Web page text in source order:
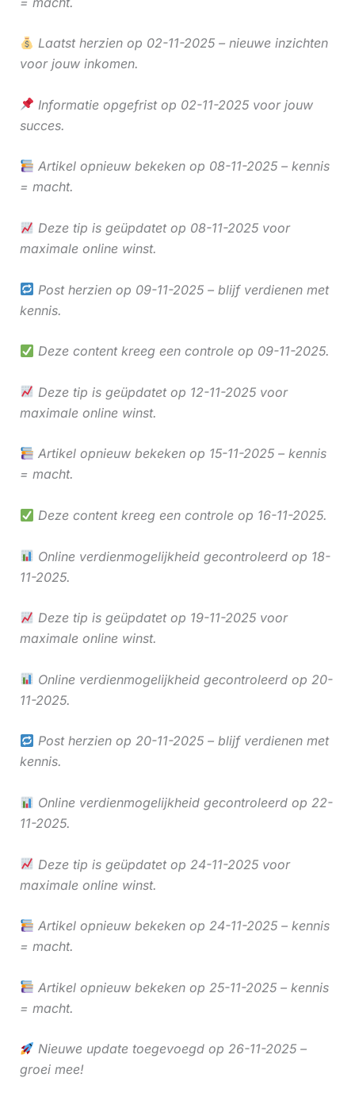
Laatst herzien op 02-11-2025 – nieuwe inzichten
voor jouw inkomen.
Informatie opgefrist op 02-11-2025 voor jouw
succes.
Artikel opnieuw bekeken op 08-11-2025 – kennis
= macht.
Deze tip is geüpdatet op 08-11-2025 voor
maximale online winst.
Post herzien op 09-11-2025 – blijf verdienen met
kennis.
Deze content kreeg een controle op 09-11-2025.
Deze tip is geüpdatet op 12-11-2025 voor
maximale online winst.
Artikel opnieuw bekeken op 15-11-2025 – kennis
= macht.
Deze content kreeg een controle op 16-11-2025.
Online verdienmogelijkheid gecontroleerd op 18-
11-2025.
Deze tip is geüpdatet op 19-11-2025 voor
maximale online winst.
Online verdienmogelijkheid gecontroleerd op 20-
11-2025.
Post herzien op 20-11-2025 – blijf verdienen met
kennis.
Online verdienmogelijkheid gecontroleerd op 22-
11-2025.
Deze tip is geüpdatet op 24-11-2025 voor
maximale online winst.
Artikel opnieuw bekeken op 24-11-2025 – kennis
= macht.
Artikel opnieuw bekeken op 25-11-2025 – kennis
= macht.
Nieuwe update toegevoegd op 26-11-2025 –
groei mee!